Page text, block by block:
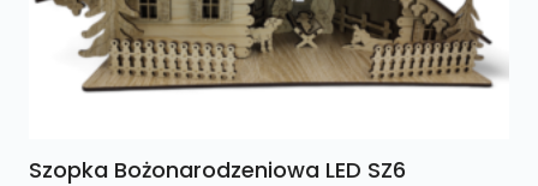
Szopka Bożonarodzeniowa LED SZ6